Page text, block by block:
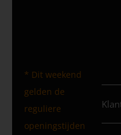
* Dit weekend
gelden de
reguliere
openingstijden